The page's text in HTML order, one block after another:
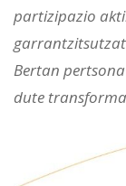
partizipazio
Bertan
dute